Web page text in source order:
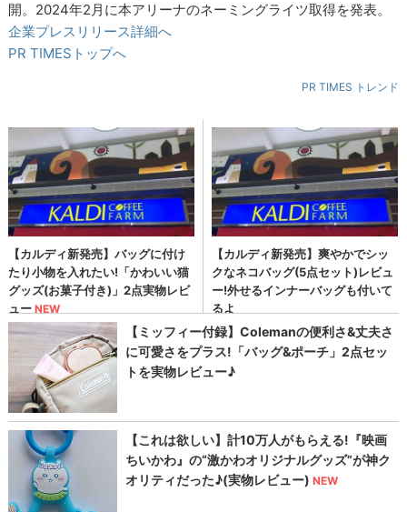
開。2024年2月に本アリーナのネーミングライツ取得を発表。
企業プレスリリース詳細へ
PR TIMESトップへ
PR TIMES トレンド